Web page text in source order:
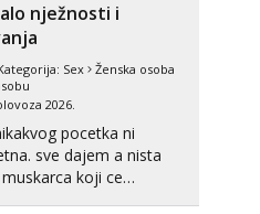
min
#123
min
nježnosti i
Sex
Ženska osoba
2026.
pocetka ni
sve dajem a nista
koji ce